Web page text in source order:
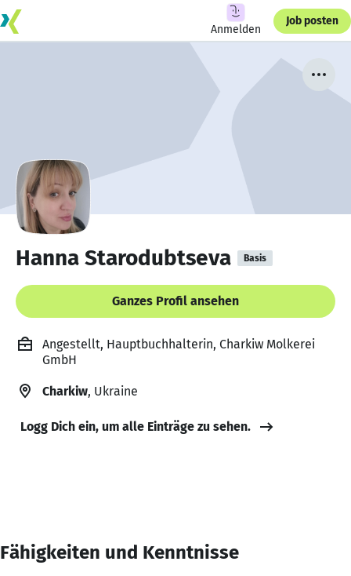
Anmelden
Job posten
Hanna Starodubtseva Basis
Ganzes Profil ansehen
Angestellt, Hauptbuchhalterin, Charkiw Molkerei
GmbH
Charkiw, Ukraine
Logg Dich ein, um alle Einträge zu sehen.
Fähigkeiten und Kenntnisse